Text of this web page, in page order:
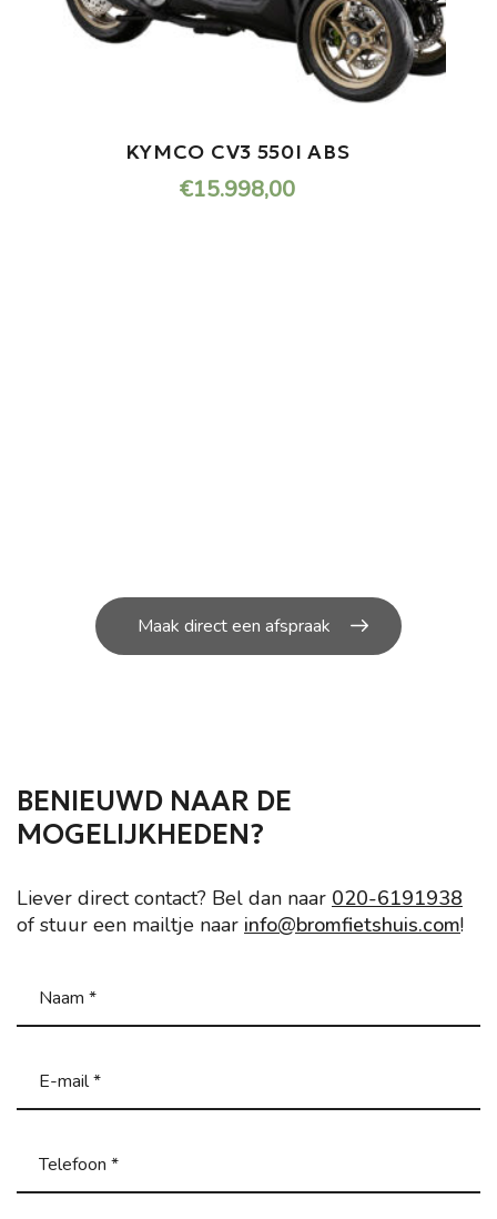
KYMCO CV3 550I ABS
€15.998,00
Maak direct een afspraak
BENIEUWD NAAR DE
MOGELIJKHEDEN?
Liever direct contact? Bel dan naar 020-6191938
of stuur een mailtje naar info@bromfietshuis.com!